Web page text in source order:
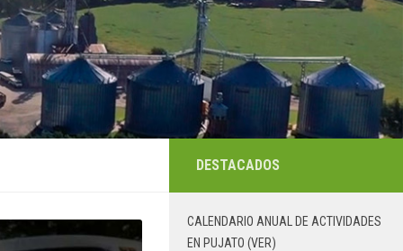
DESTACADOS
CALENDARIO ANUAL DE ACTIVIDADES
EN PUJATO (VER)